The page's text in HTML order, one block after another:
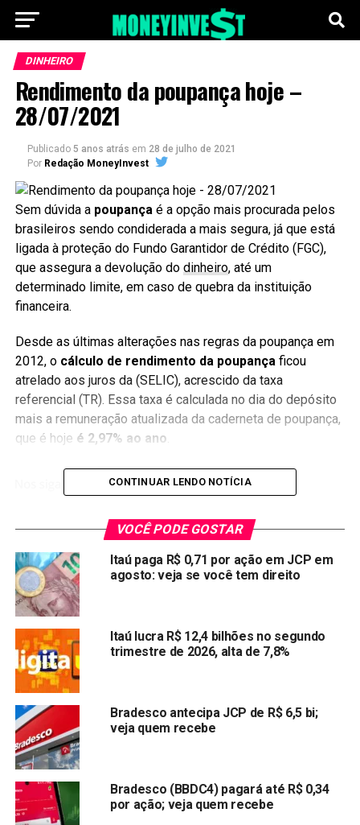
DINHEIRO
Rendimento da poupança hoje –
28/07/2021
Publicado 5 anos atrás em 28 de julho de 2021
Por Redação MoneyInvest
Sem dúvida a poupançaé a opção mais procurada pelos
brasileiros sendo condiderada a mais segura, já que está
ligada à proteção do Fundo Garantidor de Crédito (FGC),
que assegura a devolução do dinheiro, até um
determinado limite, em caso de quebra da instituição
financeira.
Desde as últimas alterações nas regras da poupança em
2012, o cálculo de rendimento da poupançaficou
atrelado aos juros da (SELIC), acrescido da taxa
referencial (TR). Essa taxa é calculada no dia do depósito
mais a remuneração atualizada da caderneta de poupança,
que é hoje é 2,97% ao ano
Rendimento da poupança hoje
Data Remuneração mensal Selic
28/07/2021
Para quem deseja saber com maior clareza como funciona
orendimento da poupança, o Banco do Brasil
disponibilizou em seu endereço eletrônico a
do Cidadão, com todos os valores de referência para a TR
e a poupança.
Vale lembrar, que a
poupança é calculada sobre o menor saldo de cada
período de rendimento. O período de rendimento é o mês
corrido, a partir da data de aniversário da conta de
CONTINUAR LENDO NOTÍCIA
VOCÊ PODE GOSTAR
Itaú paga R$ 0,71 por ação em JCP em
agosto: veja se você tem direito
Itaú lucra R$ 12,4 bilhões no segundo
trimestre de 2026, alta de 7,8%
Bradesco antecipa JCP de R$ 6,5 bi;
veja quem recebe
Bradesco (BBDC4) pagará até R$ 0,34
por ação; veja quem recebe